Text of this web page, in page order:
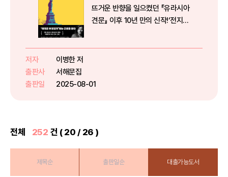
뜨거운 반향을 일으켰던 『유라시아
견문』 이후 10년 만의 신작!‘전지적
받았던 이병한 작...
저자
이병한 저
출판사
서해문집
출판일
2025-08-01
전체 252 건 ( 20 / 26 )
제목순 출판일순 대출가능도서